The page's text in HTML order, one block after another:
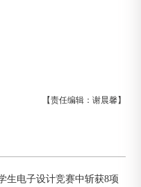
【责任编辑：谢晨馨】
生电子设计竞赛中斩获8项